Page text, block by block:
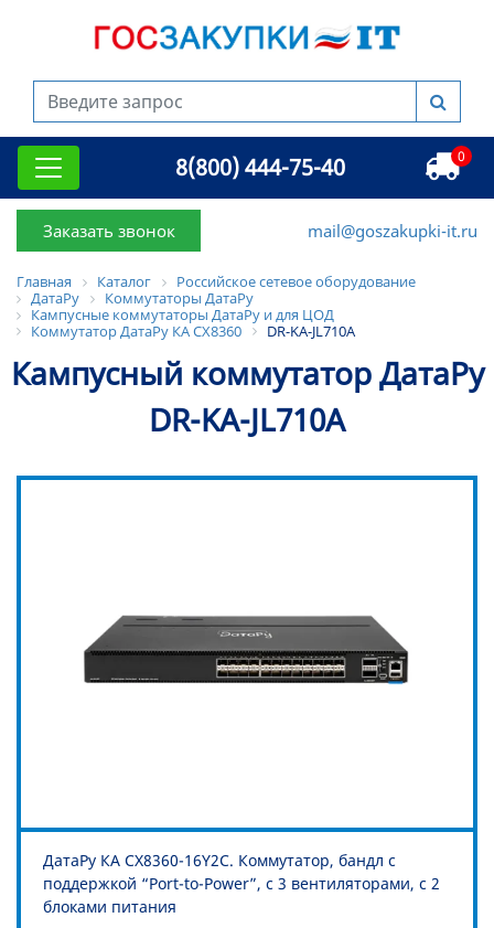
8(800) 444-75-40 0
Заказать звонок mail@goszakupki-it.ru
Главная Каталог
Российское сетевое оборудование
ДатаРу
Коммутаторы ДатаРу
Кампусные коммутаторы ДатаРу и для ЦОД
Коммутатор ДатаРу КА СХ8360
DR-KA-JL710A
Кампусный коммутатор ДатаРу
DR-KA-JL710A
ДатаРу КА СХ8360-16Y2C. Коммутатор, бандл с
поддержкой “Port-to-Power”, с 3 вентиляторами, с 2
блоками питания